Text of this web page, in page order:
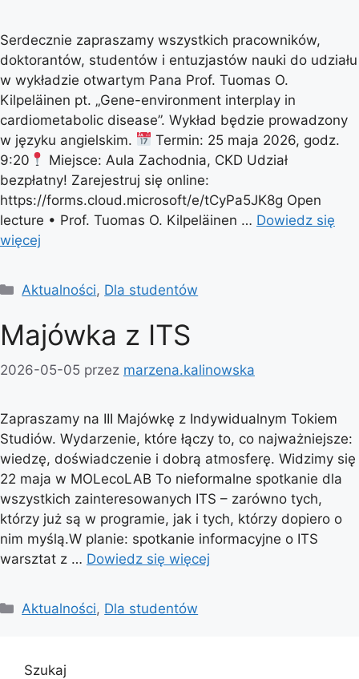
Serdecznie zapraszamy wszystkich pracowników,
doktorantów, studentów i entuzjastów nauki do udziału
w wykładzie otwartym Pana Prof. Tuomas O.
Kilpeläinen pt. „Gene-environment interplay in
cardiometabolic disease”. Wykład będzie prowadzony
w języku angielskim.
Termin: 25 maja 2026, godz.
9:20
Miejsce: Aula Zachodnia, CKD Udział
bezpłatny! Zarejestruj się online:
https://forms.cloud.microsoft/e/tCyPa5JK8g Open
lecture • Prof. Tuomas O. Kilpeläinen … Dowiedz się
więcej
Kategorie
Aktualności, Dla studentów
Majówka z ITS
2026-05-05 przez marzena.kalinowska
Zapraszamy na III Majówkę z Indywidualnym Tokiem
Studiów. Wydarzenie, które łączy to, co najważniejsze:
wiedzę, doświadczenie i dobrą atmosferę. Widzimy się
22 maja w MOLecoLAB To nieformalne spotkanie dla
wszystkich zainteresowanych ITS – zarówno tych,
którzy już są w programie, jak i tych, którzy dopiero o
nim myślą.W planie: spotkanie informacyjne o ITS
warsztat z … Dowiedz się więcej
Kategorie
Aktualności, Dla studentów
Szukaj